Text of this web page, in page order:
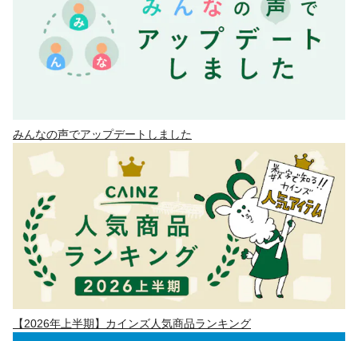
みんなの声でアップデートしました
【2026年上半期】カインズ人気商品ランキング